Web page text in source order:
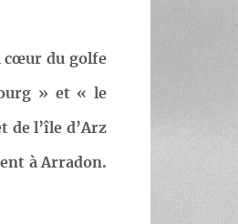
cœur du golfe
» et « le
de l’île d’Arz
à Arradon.